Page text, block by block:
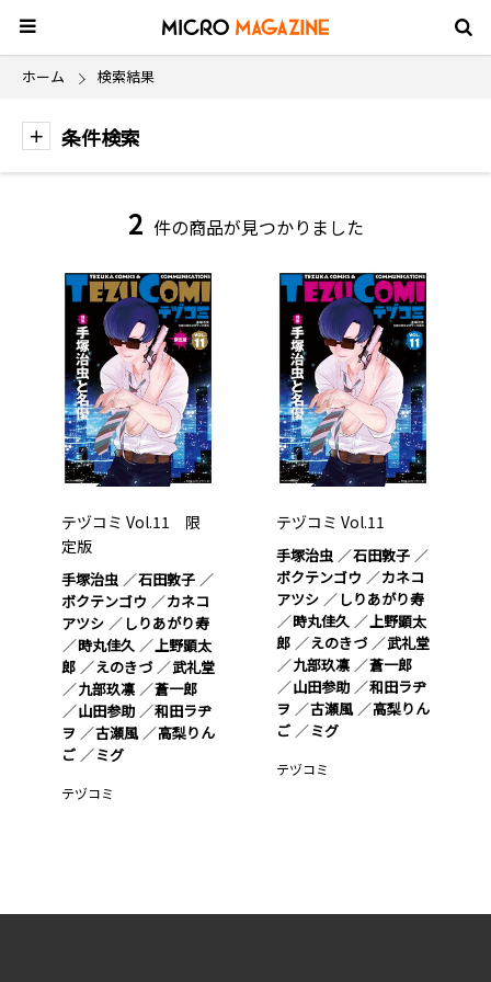
ホーム 検索結果
条件検索
2 件の商品が見つかりました
テヅコミ Vol.11 限
定版
手塚治虫
石田敦子
ボクテンゴウ
カネコ
アツシ
しりあがり寿
時丸佳久
上野顕太
郎
えのきづ
武礼堂
九部玖凛
蒼一郎
山田参助
和田ラヂ
ヲ
古瀬風
高梨りん
ご
ミグ
テヅコミ
テヅコミ Vol.11
手塚治虫
石田敦子
ボクテンゴウ
カネコ
アツシ
しりあがり寿
時丸佳久
上野顕太
郎
えのきづ
武礼堂
九部玖凛
蒼一郎
山田参助
和田ラヂ
ヲ
古瀬風
高梨りん
ご
ミグ
テヅコミ